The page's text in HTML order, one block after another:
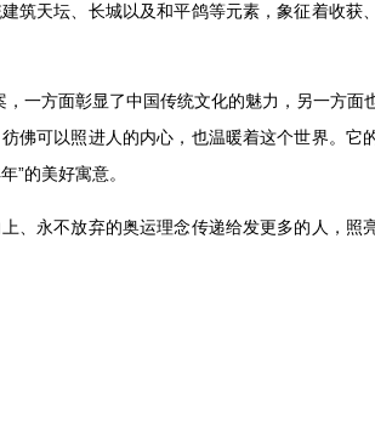
筑天坛、长城以及和平鸽等元素，象征着收获
一方面彰显了中国传统文化的魅力，另一方面
佛可以照进人的内心，也温暖着这个世界。它
”的美好寓意。
、永不放弃的奥运理念传递给发更多的人，照